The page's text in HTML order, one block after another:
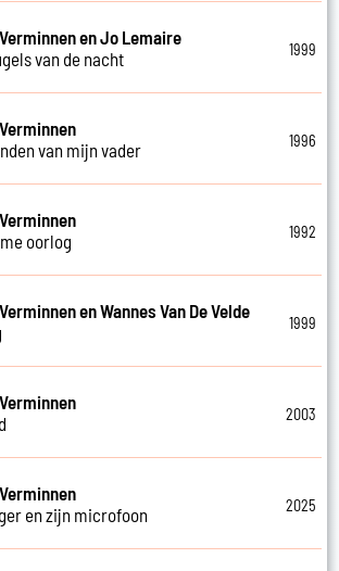
en Jo Lemaire
van de nacht
1999
van mijn vader
1996
oorlog
1992
en Wannes Van De Velde
1999
2003
en zijn microfoon
2025